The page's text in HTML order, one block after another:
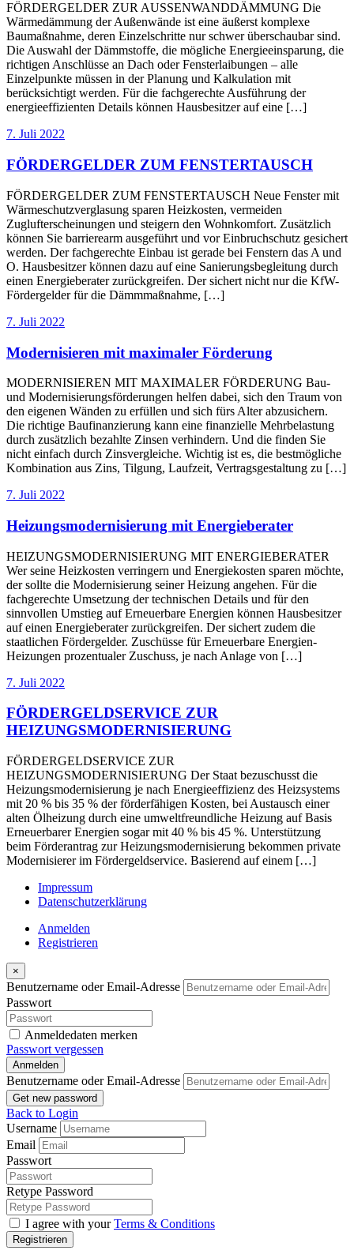
FÖRDERGELDER ZUR AUSSENWANDDÄMMUNG Die
Wärmedämmung der Außenwände ist eine äußerst komplexe
Baumaßnahme, deren Einzelschritte nur schwer überschaubar sind.
Die Auswahl der Dämmstoffe, die mögliche Energieeinsparung, die
richtigen Anschlüsse an Dach oder Fensterlaibungen – alle
Einzelpunkte müssen in der Planung und Kalkulation mit
berücksichtigt werden. Für die fachgerechte Ausführung der
energieeffizienten Details können Hausbesitzer auf eine […]
7. Juli 2022
FÖRDERGELDER ZUM FENSTERTAUSCH
FÖRDERGELDER ZUM FENSTERTAUSCH Neue Fenster mit
Wärmeschutzverglasung sparen Heizkosten, vermeiden
Zuglufterscheinungen und steigern den Wohnkomfort. Zusätzlich
können Sie barrierearm ausgeführt und vor Einbruchschutz gesichert
werden. Der fachgerechte Einbau ist gerade bei Fenstern das A und
O. Hausbesitzer können dazu auf eine Sanierungsbegleitung durch
einen Energieberater zurückgreifen. Der sichert nicht nur die KfW-
Fördergelder für die Dämmmaßnahme, […]
7. Juli 2022
Modernisieren mit maximaler Förderung
MODERNISIEREN MIT MAXIMALER FÖRDERUNG Bau-
und Modernisierungsförderungen helfen dabei, sich den Traum von
den eigenen Wänden zu erfüllen und sich fürs Alter abzusichern.
Die richtige Baufinanzierung kann eine finanzielle Mehrbelastung
durch zusätzlich bezahlte Zinsen verhindern. Und die finden Sie
nicht einfach durch Zinsvergleiche. Wichtig ist es, die bestmögliche
Kombination aus Zins, Tilgung, Laufzeit, Vertragsgestaltung zu […]
7. Juli 2022
Heizungsmodernisierung mit Energieberater
HEIZUNGSMODERNISIERUNG MIT ENERGIEBERATER
Wer seine Heizkosten verringern und Energiekosten sparen möchte,
der sollte die Modernisierung seiner Heizung angehen. Für die
fachgerechte Umsetzung der technischen Details und für den
sinnvollen Umstieg auf Erneuerbare Energien können Hausbesitzer
auf einen Energieberater zurückgreifen. Der sichert zudem die
staatlichen Fördergelder. Zuschüsse für Erneuerbare Energien-
Heizungen prozentualer Zuschuss, je nach Anlage von […]
7. Juli 2022
FÖRDERGELDSERVICE ZUR
HEIZUNGSMODERNISIERUNG
FÖRDERGELDSERVICE ZUR
HEIZUNGSMODERNISIERUNG Der Staat bezuschusst die
Heizungsmodernisierung je nach Energieeffizienz des Heizsystems
mit 20 % bis 35 % der förderfähigen Kosten, bei Austausch einer
alten Ölheizung durch eine umweltfreundliche Heizung auf Basis
Erneuerbarer Energien sogar mit 40 % bis 45 %. Unterstützung
beim Förderantrag zur Heizungsmodernisierung bekommen private
Modernisierer im Fördergeldservice. Basierend auf einem […]
Impressum
Datenschutzerklärung
Anmelden
Registrieren
×
Benutzername oder Email-Adresse
Passwort
Anmeldedaten merken
Passwort vergessen
Anmelden
Benutzername oder Email-Adresse
Get new password
Back to Login
Username
Email
Passwort
Retype Password
I agree with yourTerms & Conditions
Registrieren